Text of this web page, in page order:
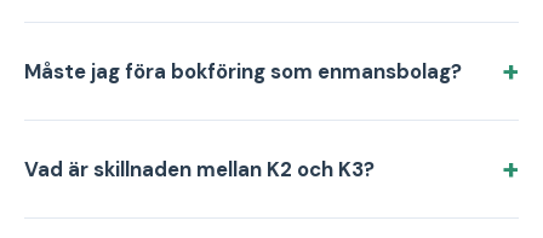
Måste jag föra bokföring som enmansbolag?
Vad är skillnaden mellan K2 och K3?